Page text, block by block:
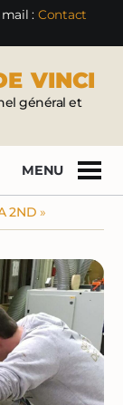
: Contact
VINCI
général et
MENU
2ND »